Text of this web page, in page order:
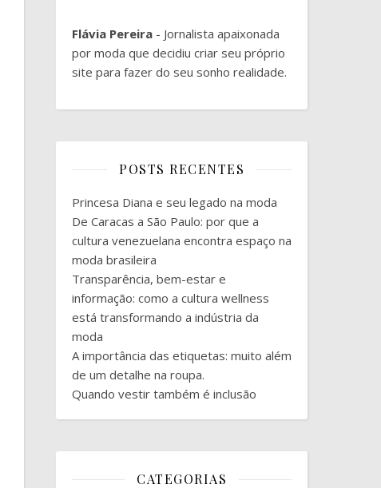
Flávia Pereira - Jornalista apaixonada
por moda que decidiu criar seu próprio
site para fazer do seu sonho realidade.
POSTS RECENTES
Princesa Diana e seu legado na moda
De Caracas a São Paulo: por que a
cultura venezuelana encontra espaço na
moda brasileira
Transparência, bem-estar e
informação: como a cultura wellness
está transformando a indústria da
moda
A importância das etiquetas: muito além
de um detalhe na roupa.
Quando vestir também é inclusão
CATEGORIAS